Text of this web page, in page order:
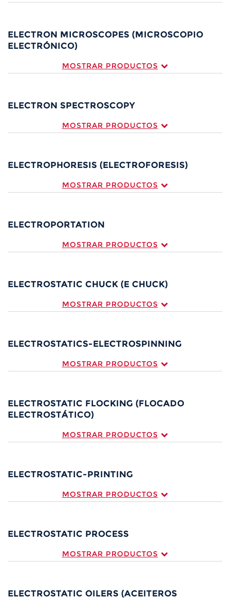
ELECTRON MICROSCOPES (MICROSCOPIO
ELECTRÓNICO)
MOSTRAR PRODUCTOS
ELECTRON SPECTROSCOPY
MOSTRAR PRODUCTOS
ELECTROPHORESIS (ELECTROFORESIS)
MOSTRAR PRODUCTOS
ELECTROPORTATION
MOSTRAR PRODUCTOS
ELECTROSTATIC CHUCK (E CHUCK)
MOSTRAR PRODUCTOS
ELECTROSTATICS-ELECTROSPINNING
MOSTRAR PRODUCTOS
ELECTROSTATIC FLOCKING (FLOCADO
ELECTROSTÁTICO)
MOSTRAR PRODUCTOS
ELECTROSTATIC-PRINTING
MOSTRAR PRODUCTOS
ELECTROSTATIC PROCESS
MOSTRAR PRODUCTOS
ELECTROSTATIC OILERS (ACEITEROS